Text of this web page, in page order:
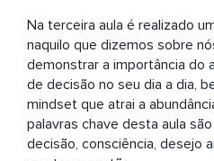
Na terceira aula é realizado
naquilo que dizemos sobre
demonstrar a importância do
de decisão no seu dia a dia,
mindset que atrai a
palavras chave desta aula são
decisão, consciência, desejo